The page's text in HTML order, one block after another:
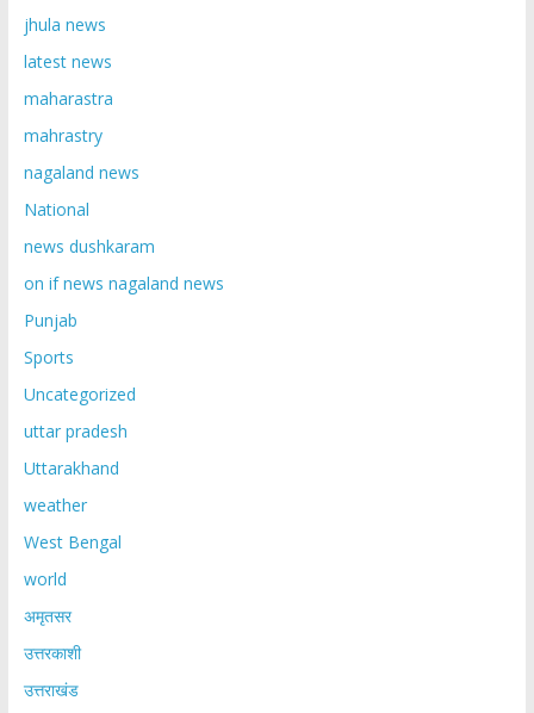
jhula news
latest news
maharastra
mahrastry
nagaland news
National
news dushkaram
on if news nagaland news
Punjab
Sports
Uncategorized
uttar pradesh
Uttarakhand
weather
West Bengal
world
अमृतसर
उत्तरकाशी
उत्तराखंड